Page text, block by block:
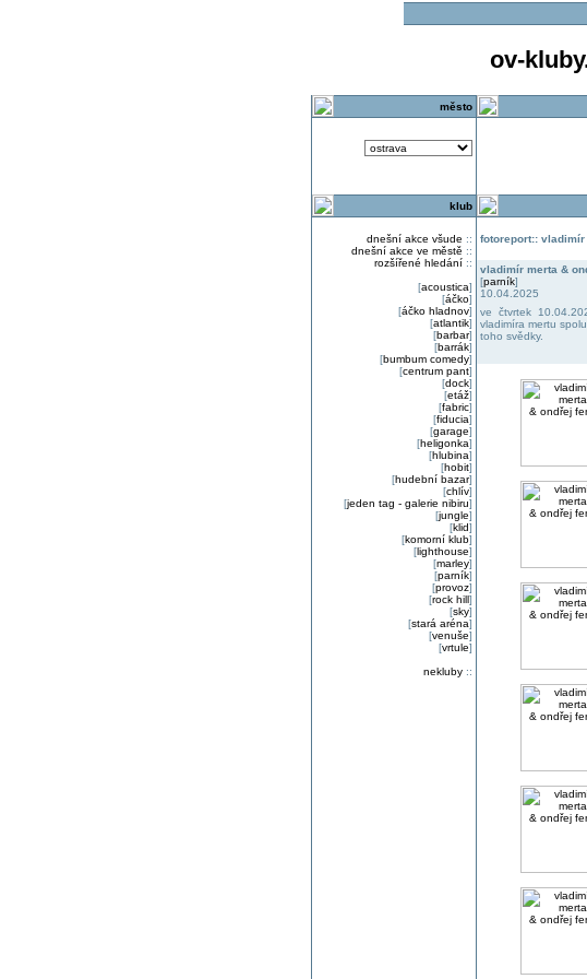
ov-
město
klub
dnešní akce všude ::
dnešní akce ve městě ::
rozšířené hledání::
[acoustica]
[áčko]
[áčko hladnov]
[atlantik]
[barbar]
[barrák]
[bumbum comedy]
[centrum pant]
[dock]
[etáž]
[fabric]
[fiducia]
[garage]
[heligonka]
[hlubina]
[hobit]
[hudební bazar]
[chlív]
[jeden tag - galerie nibiru]
[jungle]
[klid]
[komorní klub]
[lighthouse]
[marley]
[parník]
[provoz]
[rock hill]
[sky]
[stará aréna]
[venuše]
[vrtule]
nekluby::
fotoreport::
vladimír merta &
[parník]
10.04.2025
ve čtvrtek
vladimíra mertu
toho svědky.